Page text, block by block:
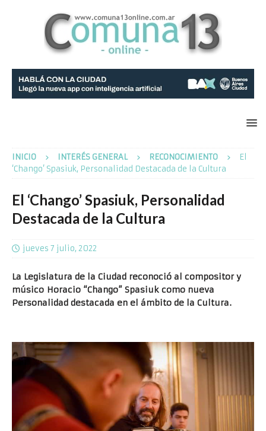
INICIO INTERÉS GENERAL RECONOCIMIENTO
El
‘Chango’ Spasiuk, Personalidad Destacada de la Cultura
El ‘Chango’ Spasiuk, Personalidad
Destacada de la Cultura
jueves 7 julio, 2022
La Legislatura de la Ciudad reconoció al compositor y
músico Horacio “Chango” Spasiuk como nueva
Personalidad destacada en el ámbito de la Cultura.